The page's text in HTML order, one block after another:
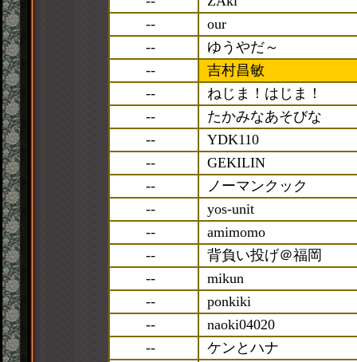
--
our
--
ゆうやだ～
--
吉村昌敏
--
ねじま！はじま！
--
たかみなあそびな
--
YDK110
--
GEKILIN
--
ノーマンクック
--
yos-unit
--
amimomo
--
背負い投げ＠福岡
--
mikun
--
ponkiki
--
naoki04020
--
ケンとハナ